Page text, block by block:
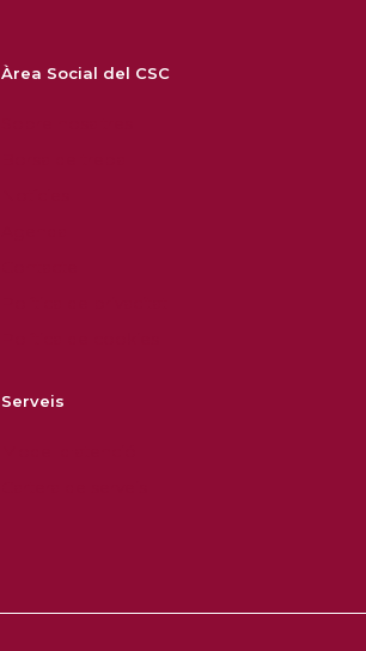
Àrea Social del CSC
Serveis